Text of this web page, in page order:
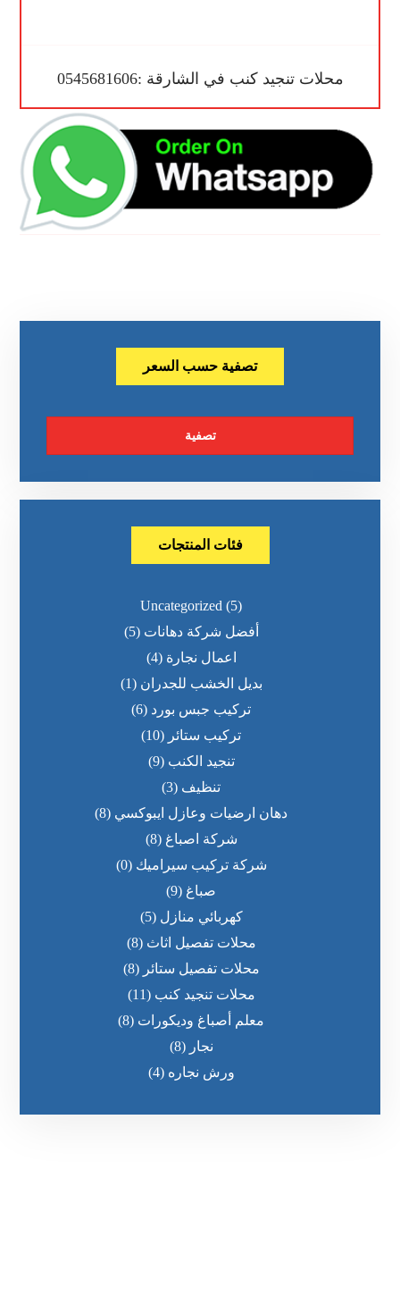
محلات تنجيد كنب في الشارقة :0545681606
تصفية حسب السعر
تصفية
فئات المنتجات
Uncategorized (5)
أفضل شركة دهانات (5)
اعمال نجارة (4)
بديل الخشب للجدران (1)
تركيب جبس بورد (6)
تركيب ستائر (10)
تنجيد الكنب (9)
تنظيف (3)
دهان ارضيات وعازل ايبوكسي (8)
شركة اصباغ (8)
شركة تركيب سيراميك (0)
صباغ (9)
كهربائي منازل (5)
محلات تفصيل اثاث (8)
محلات تفصيل ستائر (8)
محلات تنجيد كنب (11)
معلم أصباغ وديكورات (8)
نجار (8)
ورش نجاره (4)